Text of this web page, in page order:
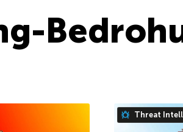
Threat